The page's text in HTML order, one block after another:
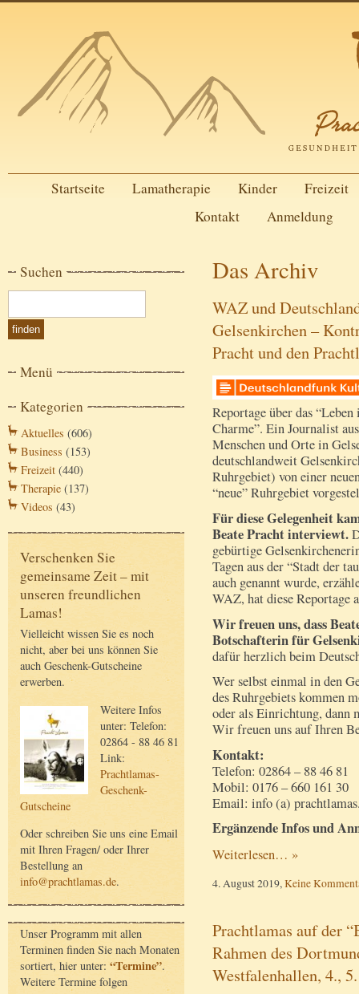
Startseite Lamatherapie Kinder
Freizeit
Kontakt
Anmeldung
Suchen
Menü
Kategorien
Aktuelles (606)
Business (153)
Freizeit (440)
Therapie (137)
Videos (43)
Verschenken Sie
gemeinsame Zeit – mit
unseren freundlichen
Lamas!
Vielleicht wissen Sie es noch
nicht, aber bei uns können Sie
auch Geschenk-Gutscheine
erwerben.
Weitere Infos
unter: Telefon:
02864 - 88 46 81
Link:
Prachtlamas-
Geschenk-
Gutscheine
Oder schreiben Sie uns eine Email
mit Ihren Fragen/ oder Ihrer
Bestellung an
info@prachtlamas.de.
Unser Programm mit allen
Terminen finden Sie nach Monaten
sortiert, hier unter: “Termine”.
Weitere Termine folgen
Das Archiv
WAZ und
Gelsenkirchen –
Pracht und den
Reportage über das
Charme”. Ein Journalist
Menschen und Orte in
deutschlandweit
Ruhrgebiet) von einer
“neue” Ruhrgebiet
Für diese Gelegenheit
Beate Pracht interviewt.
gebürtige
Tagen aus der “Stadt der
auch genannt wurde,
WAZ, hat diese Reportage
Wir freuen uns, dass
Botschafterin für
dafür herzlich beim
Wer selbst einmal in den
des Ruhrgebiets kommen
oder als Einrichtung, dann
Wir freuen uns auf Ihren
Kontakt:
Telefon: 02864 – 88 46 81
Mobil: 0176 – 660 161 30
Email: info (a)
Ergänzende Infos und
Weiterlesen… »
4. August 2019,Keine
Prachtlamas auf der
Rahmen des
Westfalenhallen, 4.,